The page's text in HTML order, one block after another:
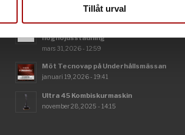
analysföretag som vi samarbetar med.
eller som de har samlat in när
Tillåt urval
NYHETER & MÄSSOR
höghöjdsstädning
mars 31, 2026 - 12:59
Möt Tecnovap på Underhållsmässan
januari 19, 2026 - 19:41
Ultra 45 Kombiskurmaskin
november 28, 2025 - 14:15